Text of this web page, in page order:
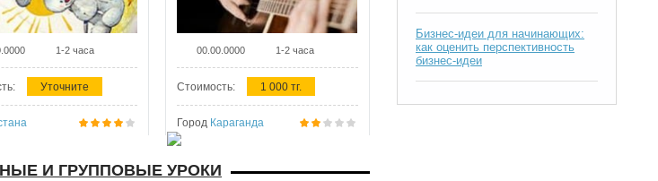
1-2 часа
Уточните
00.00.0000 1-2 часа
Стоимость: 1 000 тг.
Город Караганда
И ГРУППОВЫЕ УРОКИ
Бизнес-идеи для начинающих:
как оценить перспективность
бизнес-идеи